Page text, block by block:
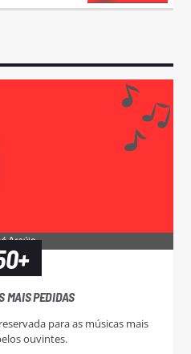
MAIS PEDIDAS
para as músicas mais
ouvintes.